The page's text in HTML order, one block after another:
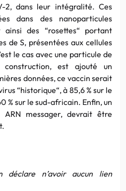
2, dans leur intégralité. Ces
dans des nanoparticules
des “rosettes“ portant
de S, présentées aux cellules
le cas avec une particule de
est ajouté un
données, ce vaccin serait
“historique“, à 85,6 % sur le
% sur le sud-africain. Enfin, un
messager, devrait être
n’avoir aucun lien